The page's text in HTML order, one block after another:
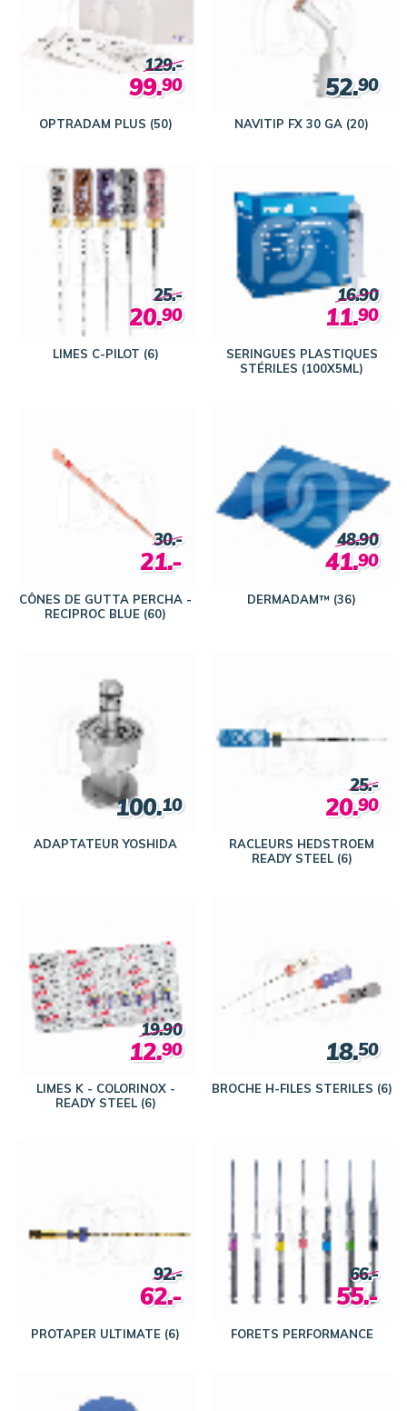
OPTRADAM PLUS (50)
129.-
99.90
NAVITIP FX 30 GA (20)
52.90
LIMES C-PILOT (6)
25.-
20.90
SERINGUES PLASTIQUES
STÉRILES (100X5ML)
16.90
11.90
CÔNES DE GUTTA PERCHA -
RECIPROC BLUE (60)
30.-
21.-
DERMADAM™ (36)
48.90
41.90
ADAPTATEUR YOSHIDA
100.10
RACLEURS HEDSTROEM
READY STEEL (6)
25.-
20.90
LIMES K - COLORINOX -
READY STEEL (6)
19.90
12.90
BROCHE H-FILES STERILES (6)
18.50
PROTAPER ULTIMATE (6)
92.-
62.-
FORETS PERFORMANCE
66.-
55.-